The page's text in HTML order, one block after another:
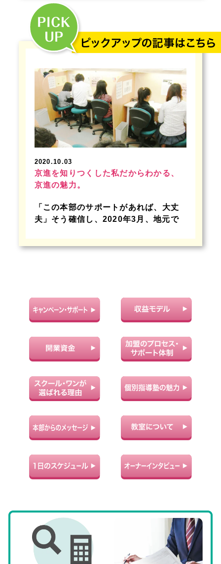
2020.10.03
京進を知りつくした私だからわかる、
京進の魅力。
「この本部のサポートがあれば、大丈
夫」そう確信し、2020年3月、地元で